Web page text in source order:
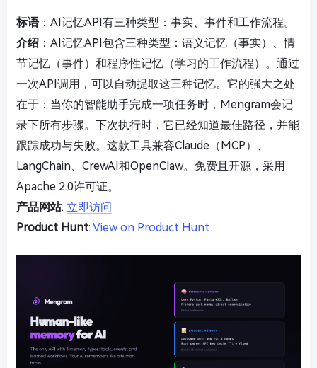
标语：AI记忆API有三种类型：事实、事件和工作流程。
介绍 ：AI记忆API包含三种类型：语义记忆（事实）、情
节记忆（事件）和程序性记忆（学习的工作流程）。通过
一次API调用，可以自动提取这三种记忆。它的强大之处
在于：当你的智能助手完成一项任务时，Mengram会记
录下所有步骤。下次执行时，它已经知道最佳路径，并能
跟踪成功与失败。这款工具兼容Claude（MCP）、
LangChain、CrewAI和OpenClaw。免费且开源，采用
Apache 2.0许可证。
产品网站: 立即访问
Product Hunt: View on Product Hunt